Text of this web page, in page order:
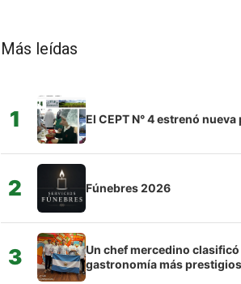
Más leídas
1 El CEPT N° 4 estrenó
2 Fúnebres 2026
3
Un chef mercedino
gastronomía más